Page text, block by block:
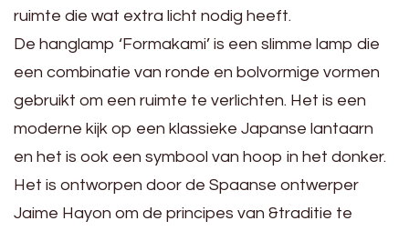
ruimte die wat extra licht nodig heeft.
De hanglamp ‘Formakami’ is een slimme lamp die
een combinatie van ronde en bolvormige vormen
gebruikt om een ruimte te verlichten. Het is een
moderne kijk op een klassieke Japanse lantaarn
en het is ook een symbool van hoop in het donker.
Het is ontworpen door de Spaanse ontwerper
Jaime Hayon om de principes van &traditie te